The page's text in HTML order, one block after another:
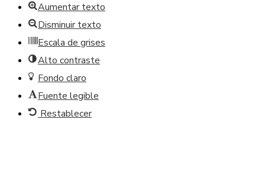
Aumentar texto
Disminuir texto
Escala de grises
Alto contraste
Fondo claro
Fuente legible
Restablecer